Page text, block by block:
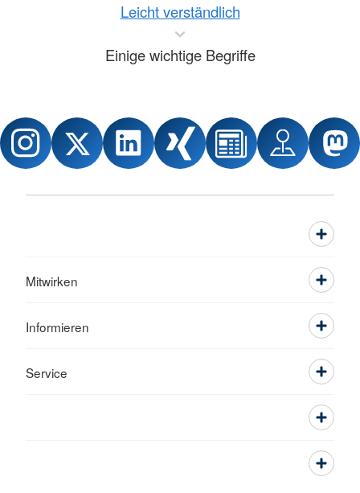
Leicht verständlich
Einige wichtige Begriffe
Mitwirken
Informieren
Service